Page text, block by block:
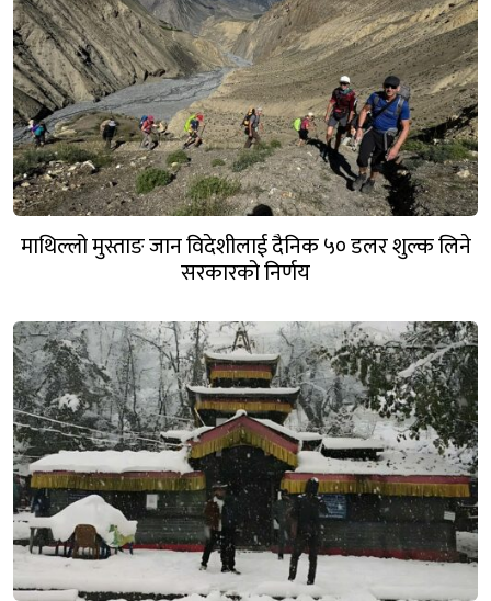
माथिल्लो मुस्ताङ जान विदेशीलाई दैनिक ५० डलर शुल्क लिने
सरकारको निर्णय